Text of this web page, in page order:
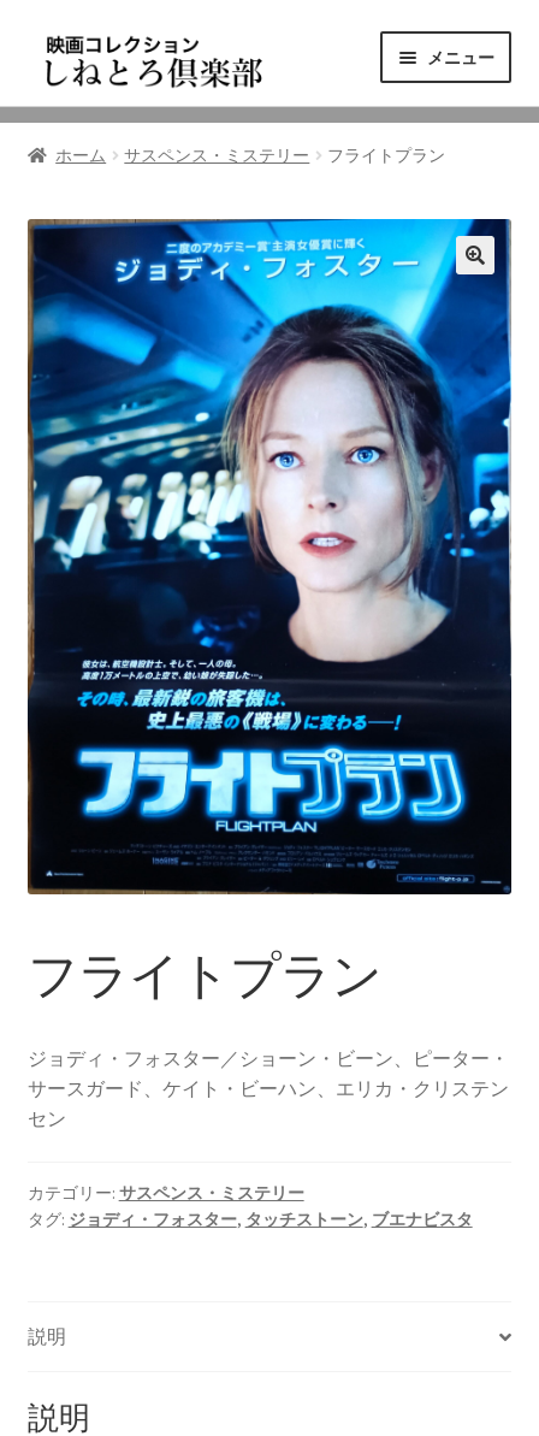
ゲ
シ
ン
へ
キ
ッ
プ
テ
ツ
ス
キ
プ
メニュー
ニュース
東三河の映画館
しねとろ倶楽部について
リンクの旅
ホーム サスペンス・ミステリー フライトプラン
フライトプラン
ジョディ・フォスター／ショーン・ビーン、ピーター・
サースガード、ケイト・ビーハン、エリカ・クリステン
セン
カテゴリー: サスペンス・ミステリー
タグ: ジョディ・フォスター, タッチストーン, ブエナビスタ
説明
説明